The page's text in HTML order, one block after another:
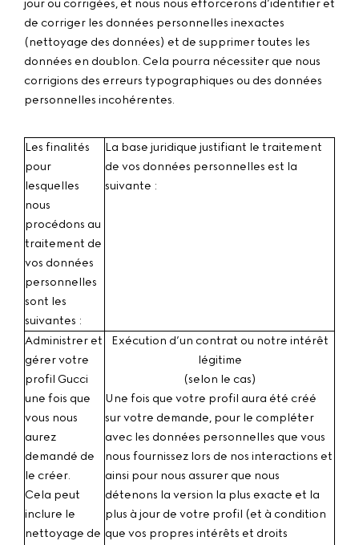
jour ou corrigées, et nous nous efforcerons d’identifier et
de corriger les données personnelles inexactes
(nettoyage des données) et de supprimer toutes les
données en doublon. Cela pourra nécessiter que nous
corrigions des erreurs typographiques ou des données
personnelles incohérentes.
Les finalités
pour
lesquelles
nous
procédons au
traitement de
vos données
personnelles
sont les
suivantes :
La base juridique justifiant le traitement
de vos données personnelles est la
suivante :
Administrer et
gérer votre
profil Gucci
une fois que
vous nous
aurez
demandé de
le créer.
Cela peut
inclure le
nettoyage de
Exécution d’un contrat ou notre intérêt
légitime
(selon le cas)
Une fois que votre profil aura été créé
sur votre demande, pour le compléter
avec les données personnelles que vous
nous fournissez lors de nos interactions et
ainsi pour nous assurer que nous
détenons la version la plus exacte et la
plus à jour de votre profil (et à condition
que vos propres intérêts et droits